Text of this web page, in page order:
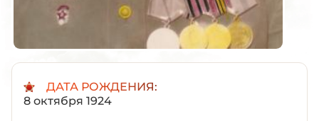
ДАТА РОЖДЕНИЯ:
8 октября 1924